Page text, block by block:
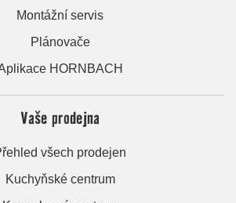
Montážní servis
Plánovače
HORNBACH
Vaše prodejna
všech prodejen
Kuchyňské centrum